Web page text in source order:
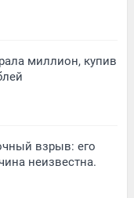
миллион, купив
взрыв: его
неизвестна.